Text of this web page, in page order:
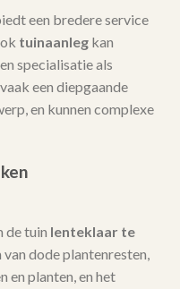
een bredere service
tuinaanleg kan
specialisatie als
een diepgaande
en kunnen complexe
de tuin lenteklaar te
dode plantenresten,
en planten, en het